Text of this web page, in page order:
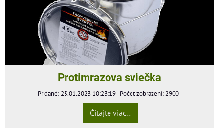
Protimrazova sviečka
Pridané: 25.01.2023 10:23:19 Počet zobrazení: 2900
Čítajte viac...